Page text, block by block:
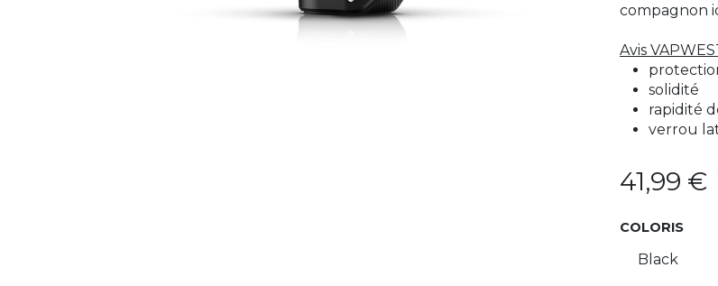
compagnon
Avis
solidité
rapidité
verrou
41,99 €
COLORIS